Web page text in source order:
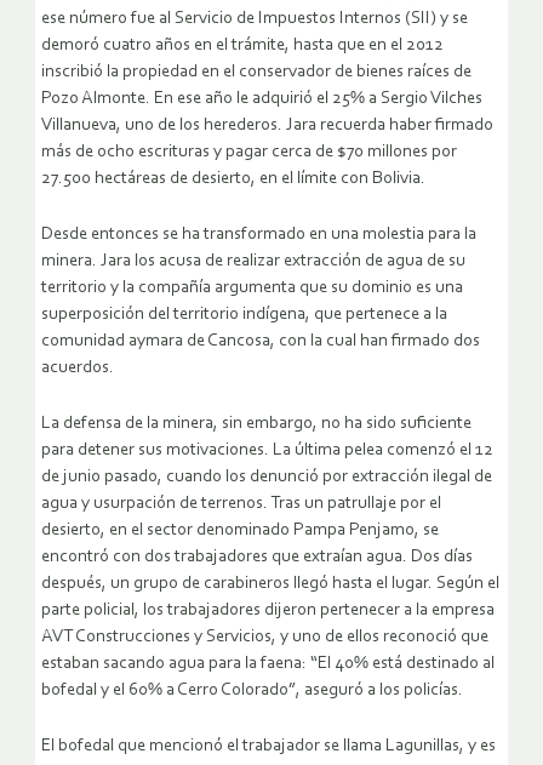
ese número fue al Servicio de Impuestos Internos (SII) y se
demoró cuatro años en el trámite, hasta que en el 2012
inscribió la propiedad en el conservador de bienes raíces de
Pozo Almonte. En ese año le adquirió el 25% a Sergio Vilches
Villanueva, uno de los herederos. Jara recuerda haber firmado
más de ocho escrituras y pagar cerca de $70 millones por
27.500 hectáreas de desierto, en el límite con Bolivia.
Desde entonces se ha transformado en una molestia para la
minera. Jara los acusa de realizar extracción de agua de su
territorio y la compañía argumenta que su dominio es una
superposición del territorio indígena, que pertenece a la
comunidad aymara de Cancosa, con la cual han firmado dos
acuerdos.
La defensa de la minera, sin embargo, no ha sido suficiente
para detener sus motivaciones. La última pelea comenzó el 12
de junio pasado, cuando los denunció por extracción ilegal de
agua y usurpación de terrenos. Tras un patrullaje por el
desierto, en el sector denominado Pampa Penjamo, se
encontró con dos trabajadores que extraían agua. Dos días
después, un grupo de carabineros llegó hasta el lugar. Según el
parte policial, los trabajadores dijeron pertenecer a la empresa
AVT Construcciones y Servicios, y uno de ellos reconoció que
estaban sacando agua para la faena: “El 40% está destinado al
bofedal y el 60% a Cerro Colorado”, aseguró a los policías.
El bofedal que mencionó el trabajador se llama Lagunillas, y es